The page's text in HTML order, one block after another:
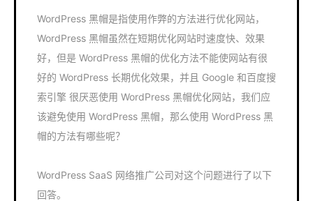
WordPress 黑帽是指使用作弊的方法进行优化网站，
WordPress 黑帽虽然在短期优化网站时速度快、效果
好，但是 WordPress 黑帽的优化方法不能使网站有很
好的 WordPress 长期优化效果，并且 Google 和百度搜
索引擎 很厌恶使用 WordPress 黑帽优化网站，我们应
该避免使用 WordPress 黑帽，那么使用 WordPress 黑
帽的方法有哪些呢？
WordPress SaaS 网络推广公司对这个问题进行了以下
回答。